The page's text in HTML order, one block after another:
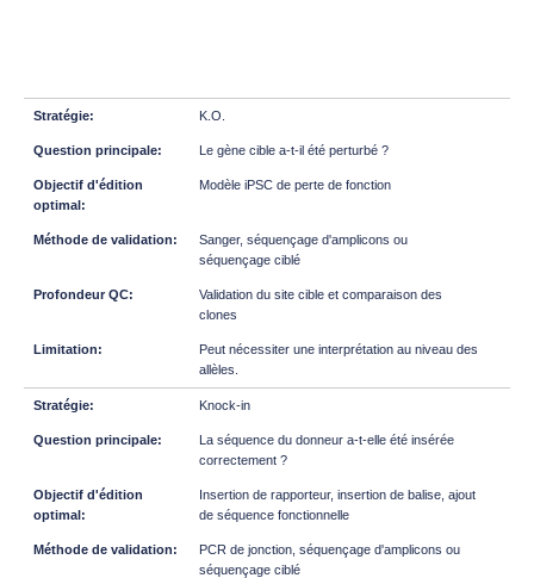
K.O.
Le gène cible a-t-il été perturbé ?
Modèle iPSC de perte de fonction
Sanger, séquençage d'amplicons ou
séquençage ciblé
Validation du site cible et comparaison des
clones
Peut nécessiter une interprétation au niveau des
allèles.
Knock-in
La séquence du donneur a-t-elle été insérée
correctement ?
Insertion de rapporteur, insertion de balise, ajout
de séquence fonctionnelle
PCR de jonction, séquençage d'amplicons ou
séquençage ciblé